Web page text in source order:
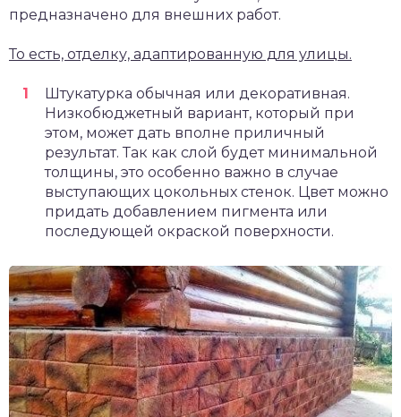
предназначено для внешних работ.
То есть, отделку, адаптированную для улицы.
Штукатурка обычная или декоративная.
Низкобюджетный вариант, который при
этом, может дать вполне приличный
результат. Так как слой будет минимальной
толщины, это особенно важно в случае
выступающих цокольных стенок. Цвет можно
придать добавлением пигмента или
последующей окраской поверхности.